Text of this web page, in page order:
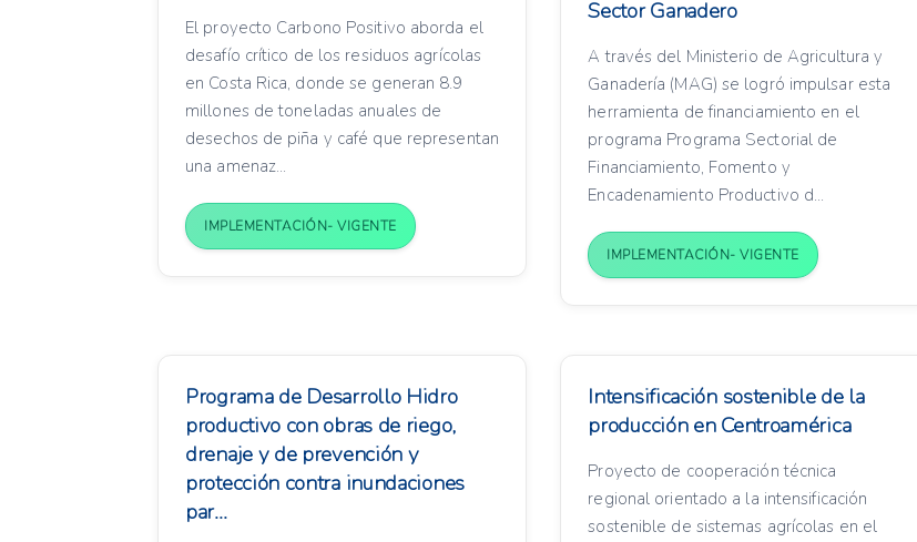
El proyecto Carbono Positivo aborda el
desafío crítico de los residuos agrícolas
en Costa Rica, donde se generan 8.9
millones de toneladas anuales de
desechos de piña y café que representan
una amenaz...
IMPLEMENTACIÓN- VIGENTE
Sector Ganadero
A través del Ministerio de Agricultura y
Ganadería (MAG) se logró impulsar esta
herramienta de financiamiento en el
programa Programa Sectorial de
Financiamiento, Fomento y
Encadenamiento Productivo d...
IMPLEMENTACIÓN- VIGENTE
Programa de Desarrollo Hidro
productivo con obras de riego,
drenaje y de prevención y
protección contra inundaciones
par...
Intensificación sostenible de la
producción en Centroamérica
Proyecto de cooperación técnica
regional orientado a la intensificación
sostenible de sistemas agrícolas en el